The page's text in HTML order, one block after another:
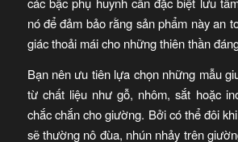
nó để đảm bảo rằng sản phẩm này an
giác thoải mái cho những thiên thần
Bạn nên ưu tiên lựa chọn những mẫu
từ chất liệu như gỗ, nhôm, sắt hoặc
chắc chắn cho giường. Bởi có thể đôi
sẽ thường nô đùa, nhún nhảy trên